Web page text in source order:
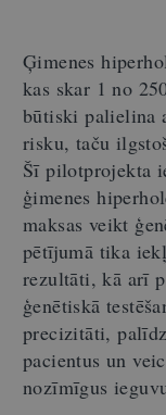
Ģimenes
kas skar 1 no
būtiski palielina
risku, taču
Šī pilotprojekta
ģimenes
maksas veikt
pētījumā tika
rezultāti, kā arī
ģenētiskā
precizitāti,
pacientus un
nozīmīgus